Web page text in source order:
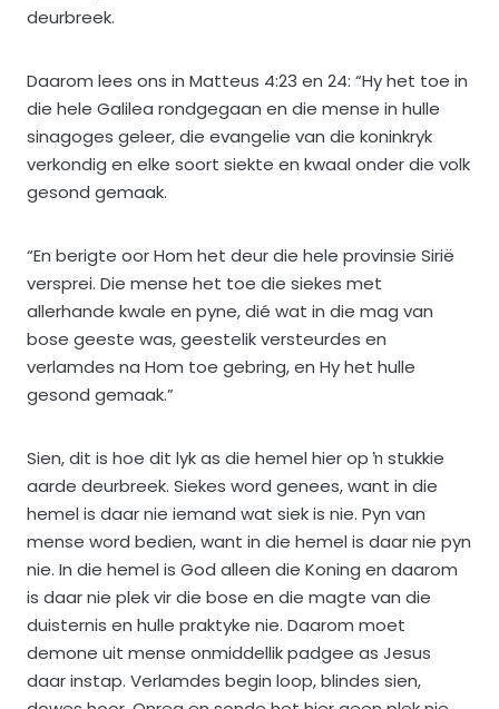
deurbreek.
Daarom lees ons in Matteus 4:23 en 24: “Hy het toe in
die hele Galilea rondgegaan en die mense in hulle
sinagoges geleer, die evangelie van die koninkryk
verkondig en elke soort siekte en kwaal onder die volk
gesond gemaak.
“En berigte oor Hom het deur die hele provinsie Sirië
versprei. Die mense het toe die siekes met
allerhande kwale en pyne, dié wat in die mag van
bose geeste was, geestelik versteurdes en
verlamdes na Hom toe gebring, en Hy het hulle
gesond gemaak.”
Sien, dit is hoe dit lyk as die hemel hier op ŉ stukkie
aarde deurbreek. Siekes word genees, want in die
hemel is daar nie iemand wat siek is nie. Pyn van
mense word bedien, want in die hemel is daar nie pyn
nie. In die hemel is God alleen die Koning en daarom
is daar nie plek vir die bose en die magte van die
duisternis en hulle praktyke nie. Daarom moet
demone uit mense onmiddellik padgee as Jesus
daar instap. Verlamdes begin loop, blindes sien,